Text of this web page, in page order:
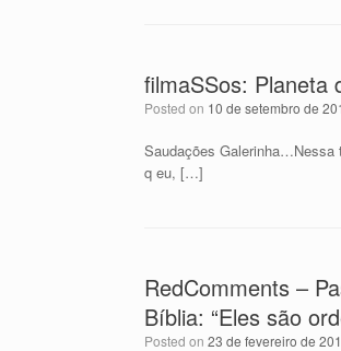
filmaSSos: Planeta
Posted on 10 de setembro de
Saudações Galerinha…Nessa
q eu, […]
RedComments –
Bíblia: “Eles são
Posted on 23 de fevereiro de